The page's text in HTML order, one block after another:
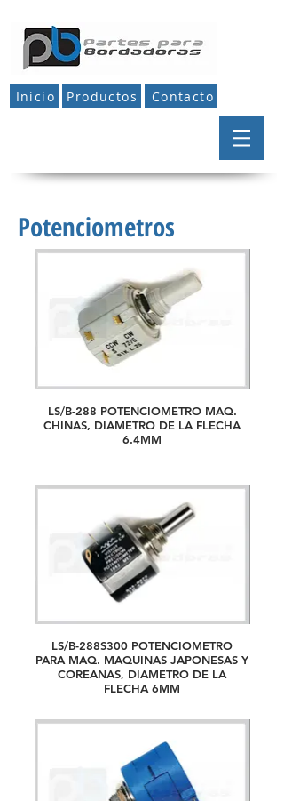
Inicio Productos Contacto
Potenciometros
LS/B-288 POTENCIOMETRO MAQ.
CHINAS, DIAMETRO DE LA FLECHA
6.4MM
LS/B-288S300 POTENCIOMETRO
PARA MAQ. MAQUINAS JAPONESAS Y
COREANAS, DIAMETRO DE LA
FLECHA 6MM